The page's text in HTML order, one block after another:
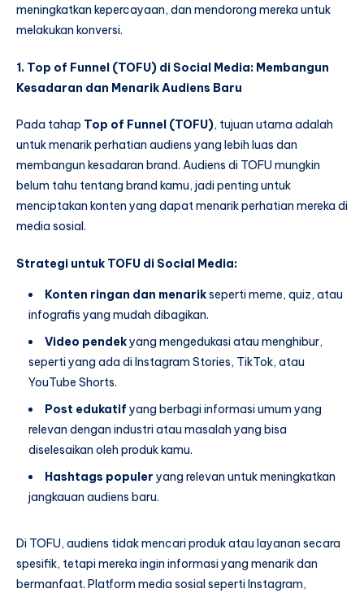
meningkatkan kepercayaan, dan mendorong mereka untuk
melakukan konversi.
1. Top of Funnel (TOFU) di Social Media: Membangun
Kesadaran dan Menarik Audiens Baru
Pada tahap Top of Funnel (TOFU), tujuan utama adalah
untuk menarik perhatian audiens yang lebih luas dan
membangun kesadaran brand. Audiens di TOFU mungkin
belum tahu tentang brand kamu, jadi penting untuk
menciptakan konten yang dapat menarik perhatian mereka di
media sosial.
Strategi untuk TOFU di Social Media:
Konten ringan dan menarikseperti meme, quiz, atau
infografis yang mudah dibagikan.
Video pendekyang mengedukasi atau menghibur,
seperti yang ada di Instagram Stories, TikTok, atau
YouTube Shorts.
Post edukatif yang berbagi informasi umum yang
relevan dengan industri atau masalah yang bisa
diselesaikan oleh produk kamu.
Hashtags populer yang relevan untuk meningkatkan
jangkauan audiens baru.
Di TOFU, audiens tidak mencari produk atau layanan secara
spesifik, tetapi mereka ingin informasi yang menarik dan
bermanfaat. Platform media sosial seperti Instagram,